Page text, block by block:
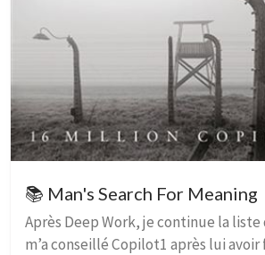
📚 Man's Search For Meaning
Après Deep Work, je continue la
m’a conseillé Copilot1 après lui